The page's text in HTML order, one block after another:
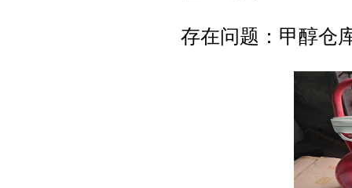
存在问题：甲醇仓